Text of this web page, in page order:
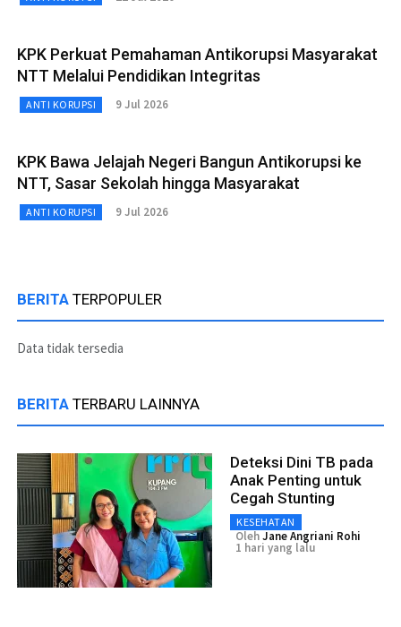
KPK Perkuat Pemahaman Antikorupsi Masyarakat
NTT Melalui Pendidikan Integritas
ANTI KORUPSI 9 Jul 2026
KPK Bawa Jelajah Negeri Bangun Antikorupsi ke
NTT, Sasar Sekolah hingga Masyarakat
ANTI KORUPSI 9 Jul 2026
BERITA TERPOPULER
Data tidak tersedia
BERITA TERBARU LAINNYA
Deteksi Dini TB pada
Anak Penting untuk
Cegah Stunting
KESEHATAN
OlehJane Angriani Rohi
1 hari yang lalu